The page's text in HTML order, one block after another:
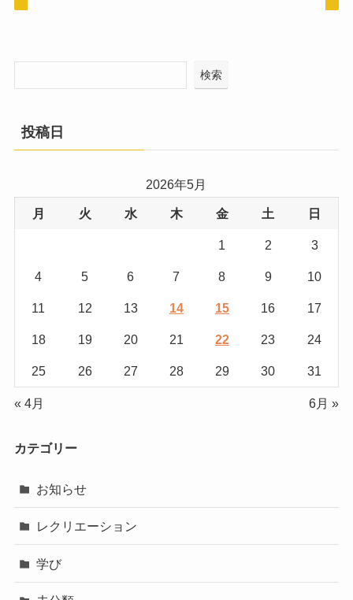
検索
投稿日
2026年5月
月 火 水 木 金 土 日
1 2 3
4 5 6 7 8 9 10
11 12 13 14 15 16 17
18 19 20 21 22 23 24
25 26 27 28 29 30 31
« 4月 6月 »
カテゴリー
お知らせ
レクリエーション
学び